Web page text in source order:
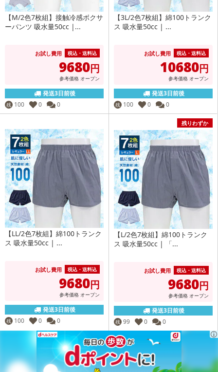
【M/2色7枚組】接触冷感ボクサ
ーパンツ 吸水量50cc |...
お試し費用 税込・送料込
9680円
参考価格 オープン
発送3日前後
残 100 0 0
【3L/2色7枚組】綿100トランク
ス 吸水量50cc | ...
お試し費用 税込・送料込
10680円
参考価格 オープン
発送3日前後
残 100 0 0
【LL/2色7枚組】綿100トランク
ス 吸水量50cc | ...
お試し費用 税込・送料込
9680円
参考価格 オープン
発送3日前後
残 100 0 0
残りわずか
【L/2色7枚組】綿100トランク
ス 吸水量50cc | 「...
お試し費用 税込・送料込
9680円
参考価格 オープン
発送3日前後
残 99 0 0